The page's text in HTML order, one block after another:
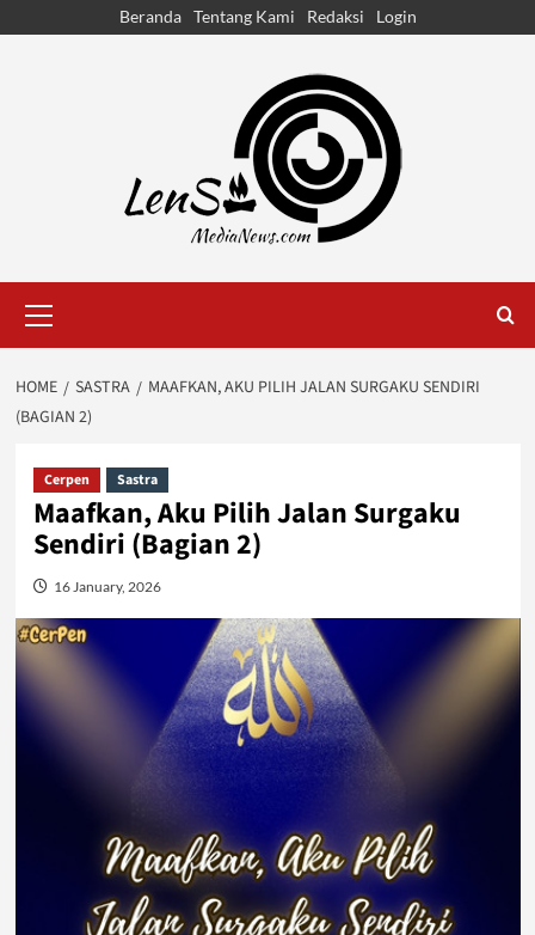
Beranda Tentang Kami Redaksi Login
Menu
HOME SASTRA
MAAFKAN, AKU PILIH JALAN SURGAKU SENDIRI
(BAGIAN 2)
Cerpen Sastra
Maafkan, Aku Pilih Jalan Surgaku
Sendiri (Bagian 2)
16 January, 2026